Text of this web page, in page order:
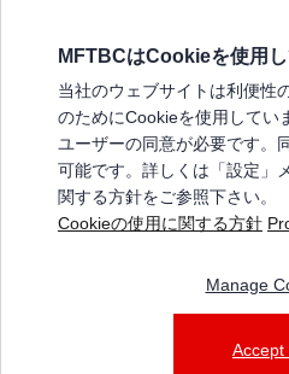
弊社の製品について
販売店リスト
よくある質問 / お問い合わせ
特定商取引法に基づく表記
三菱ふそうショップ_利用規約
MFTBCはCookieを使用
当社のウェブサイトは利便性
のためにCookieを使用してい
ユーザーの同意が必要です。
可能です。詳しくは「設定」
関する方針をご参照下さい。
Cookieの使用に関する方針
Manage
Accept